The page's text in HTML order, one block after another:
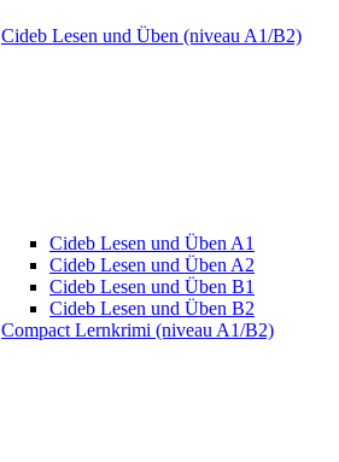
Cideb Lesen und Üben (niveau A1/B2)
Cideb Lesen und Üben A1
Cideb Lesen und Üben A2
Cideb Lesen und Üben B1
Cideb Lesen und Üben B2
Compact Lernkrimi (niveau A1/B2)